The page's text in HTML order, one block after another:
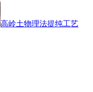
高岭土物理法提纯工艺